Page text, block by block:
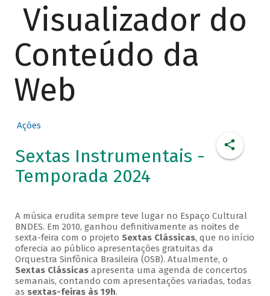
Visualizador do
Conteúdo da
Web
Ações
Sextas Instrumentais -
Temporada 2024
A música erudita sempre teve lugar no Espaço Cultural
BNDES. Em 2010, ganhou definitivamente as noites de
sexta-feira com o projeto Sextas Clássicas, que no início
oferecia ao público apresentações gratuitas da
Orquestra Sinfônica Brasileira (OSB). Atualmente, o
Sextas Clássicasapresenta uma agenda de concertos
semanais, contando com apresentações variadas, todas
as sextas-feiras às 19h.